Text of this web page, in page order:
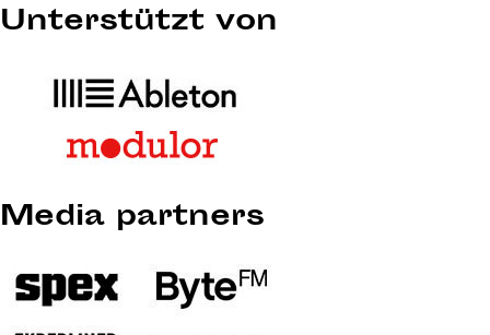
Unterstützt von
Media partners